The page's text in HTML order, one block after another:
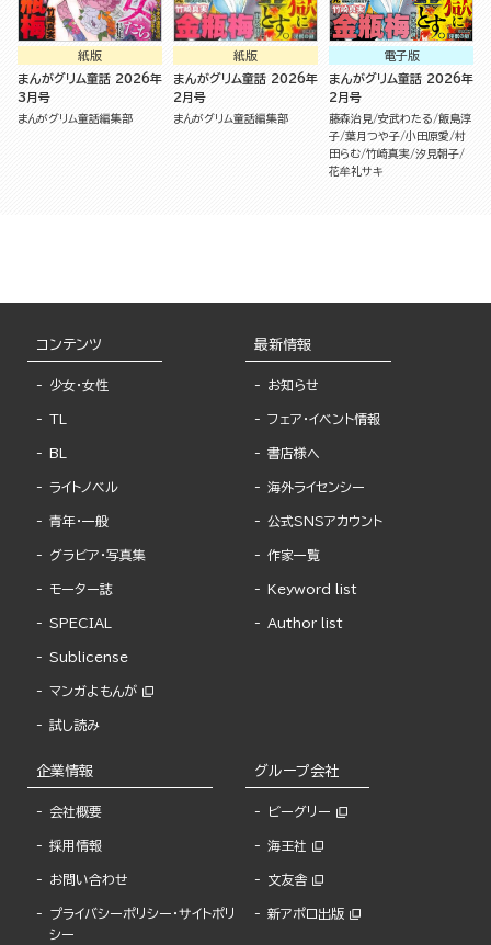
紙版
まんがグリム童話 2026年
3月号
まんがグリム童話編集部
紙版
まんがグリム童話 2026年
2月号
まんがグリム童話編集部
電子版
まんがグリム童話 2026年
2月号
藤森治見 安武わたる 飯島淳
子 葉月つや子 小田原愛 村
田らむ 竹崎真実 汐見朝子
花牟礼サキ
コンテンツ
少女・女性
TL
BL
ライトノベル
青年・一般
グラビア・写真集
モーター誌
SPECIAL
Sublicense
マンガよもんが
試し読み
最新情報
お知らせ
フェア・イベント情報
書店様へ
海外ライセンシー
公式SNSアカウント
作家一覧
Keyword list
Author list
企業情報
会社概要
採用情報
お問い合わせ
プライバシーポリシー・サイトポリ
シー
グループ会社
ビーグリー
海王社
文友舎
新アポロ出版